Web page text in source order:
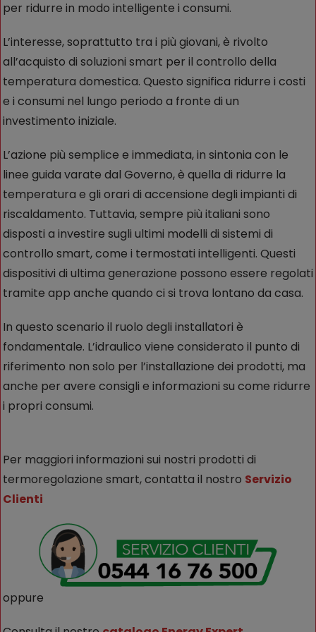
per ridurre in modo intelligente i consumi.
L’interesse, soprattutto tra i più giovani, è rivolto
all’acquisto di soluzioni smart per il controllo della
temperatura domestica. Questo significa ridurre i costi
e i consumi nel lungo periodo a fronte di un
investimento iniziale.
L’azione più semplice e immediata, in sintonia con le
linee guida varate dal Governo, è quella di ridurre la
temperatura e gli orari di accensione degli impianti di
riscaldamento. Tuttavia, sempre più italiani sono
disposti a investire sugli ultimi modelli di sistemi di
controllo smart, come i termostati intelligenti. Questi
dispositivi di ultima generazione possono essere regolati
tramite app anche quando ci si trova lontano da casa.
In questo scenario il ruolo degli installatori è
fondamentale. L’idraulico viene considerato il punto di
riferimento non solo per l’installazione dei prodotti, ma
anche per avere consigli e informazioni su come ridurre
i propri consumi.
Per maggiori informazioni sui nostri prodotti di
termoregolazione smart, contatta il nostro Servizio
Clienti
oppure